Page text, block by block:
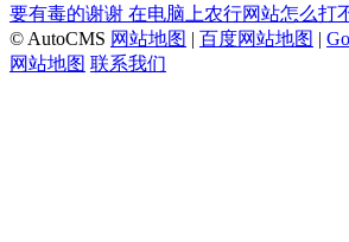
要有毒的谢谢 在电脑上农行网站怎么打
© AutoCMS 网站地图 | 百度网站地图 |
网站地图 联系我们